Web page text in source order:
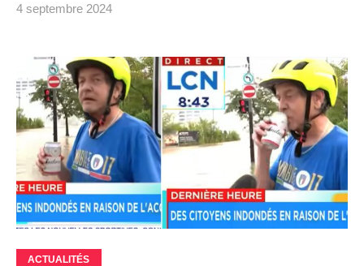
4 septembre 2024
ACTUALITÉS